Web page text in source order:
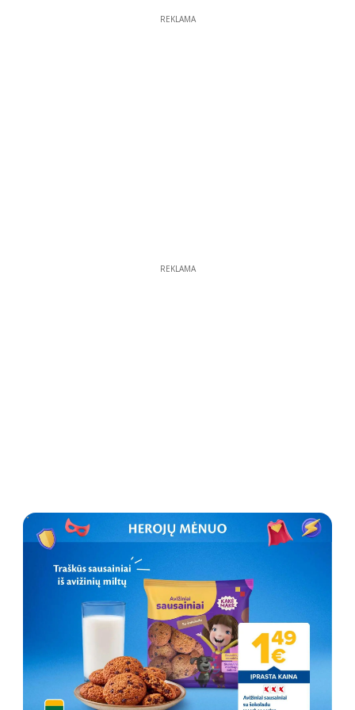
REKLAMA
REKLAMA